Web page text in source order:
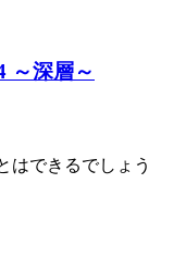
～深層～
はできるでしょう